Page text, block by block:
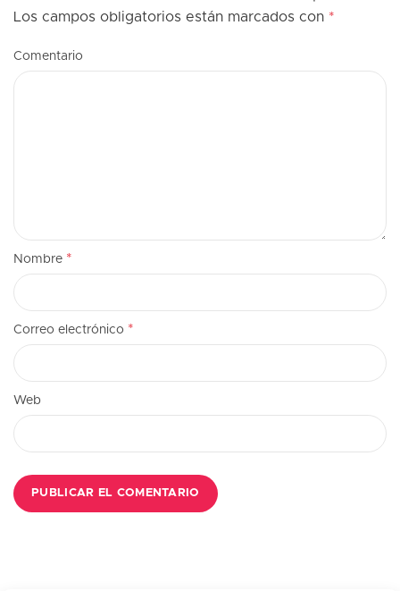
Los campos obligatorios están marcados con *
Comentario
Nombre *
Correo electrónico *
Web